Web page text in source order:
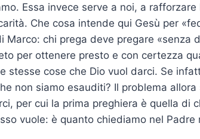
Essa invece serve a noi, a
Che cosa intende qui Gesù per
Marco: chi prega deve pregare «senza
per ottenere presto e con certezza
stesse cose che Dio vuol darci. Se
non siamo esauditi? Il problema
per cui la prima preghiera è quella di
vuole: è quanto chiediamo nel Padre